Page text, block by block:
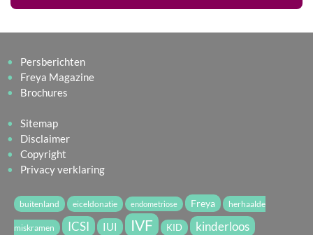
Persberichten
Freya Magazine
Brochures
Sitemap
Disclaimer
Copyright
Privacy verklaring
buitenland eiceldonatie endometriose Freya herhaalde
miskramen ICSI IUI IVF KID kinderloos